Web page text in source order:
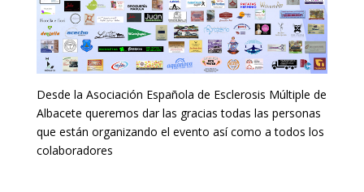
Desde la Asociación Española de Esclerosis Múltiple de
Albacete queremos dar las gracias todas las personas
que están organizando el evento así como a todos los
colaboradores